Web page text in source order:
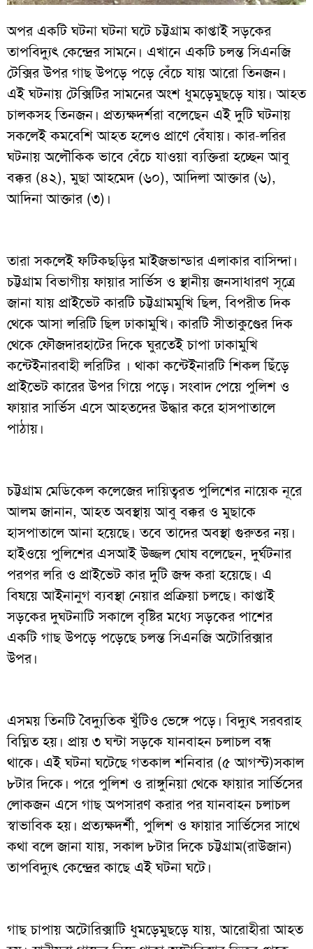
অপর একটি ঘটনা ঘটনা ঘটে চট্টগ্রাম কাপ্তাই সড়কের
তাপবিদ্যুৎ কেন্দ্রের সামনে। এখানে একটি চলন্ত সিএনজি
টেক্সির উপর গাছ উপড়ে পড়ে বেঁচে যায় আরো তিনজন।
এই ঘটনায় টেক্সিটির সামনের অংশ ধুমড়েমুছড়ে যায়। আহত
চালকসহ তিনজন। প্রত্যক্ষদর্শরা বলেছেন এই দুটি ঘটনায়
সকলেই কমবেশি আহত হলেও প্রাণে বেঁযায়। কার-লরির
ঘটনায় অলৌকিক ভাবে বেঁচে যাওয়া ব্যক্তিরা হচ্ছেন আবু
বক্কর (৪২), মুছা আহমেদ (৬০), আদিলা আক্তার (৬),
আদিনা আক্তার (৩)।
তারা সকলেই ফটিকছড়ির মাইজভান্ডার এলাকার বাসিন্দা।
চট্টগ্রাম বিভাগীয় ফায়ার সার্ভিস ও স্থানীয় জনসাধারণ সূত্রে
জানা যায় প্রাইভেট কারটি চট্টগ্রামমুখি ছিল, বিপরীত দিক
থেকে আসা লরিটি ছিল ঢাকামুখি। কারটি সীতাকুণ্ডের দিক
থেকে ফৌজদারহাটের দিকে ঘুরতেই চাপা ঢাকামুখি
কন্টেইনারবাহী লরিটির । থাকা কন্টেইনারটি শিকল ছিঁড়ে
প্রাইভেট কারের উপর গিয়ে পড়ে। সংবাদ পেয়ে পুলিশ ও
ফায়ার সার্ভিস এসে আহতদের উদ্ধার করে হাসপাতালে
পাঠায়।
চট্টগ্রাম মেডিকেল কলেজের দায়িত্বরত পুলিশের নায়েক নূরে
আলম জানান, আহত অবস্থায় আবু বক্কর ও মুছাকে
হাসপাতালে আনা হয়েছে। তবে তাদের অবস্থা গুরুতর নয়।
হাইওয়ে পুলিশের এসআই উজ্জল ঘোষ বলেছেন, দুর্ঘটনার
পরপর লরি ও প্রাইভেট কার দুটি জব্দ করা হয়েছে। এ
বিষয়ে আইনানুগ ব্যবস্থা নেয়ার প্রক্রিয়া চলছে। কাপ্তাই
সড়কের দুঘটনাটি সকালে বৃষ্টির মধ্যে সড়কের পাশের
একটি গাছ উপড়ে পড়েছে চলন্ত সিএনজি অটোরিক্সার
উপর।
এসময় তিনটি বৈদ্যুতিক খুঁটিও ভেঙ্গে পড়ে। বিদ্যুৎ সরবরাহ
বিঘ্নিত হয়। প্রায় ৩ ঘন্টা সড়কে যানবাহন চলাচল বন্ধ
থাকে। এই ঘটনা ঘটেছে গতকাল শনিবার (৫ আগস্ট)সকাল
৮টার দিকে। পরে পুলিশ ও রাঙ্গুনিয়া থেকে ফায়ার সার্ভিসের
লোকজন এসে গাছ অপসারণ করার পর যানবাহন চলাচল
স্বাভাবিক হয়। প্রত্যক্ষদর্শী, পুলিশ ও ফায়ার সার্ভিসের সাথে
কথা বলে জানা যায়, সকাল ৮টার দিকে চট্টগ্রাম(রাউজান)
তাপবিদ্যুৎ কেন্দ্রের কাছে এই ঘটনা ঘটে।
গাছ চাপায় অটোরিক্সাটি ধুমড়েমুছড়ে যায়, আরোহীরা আহত